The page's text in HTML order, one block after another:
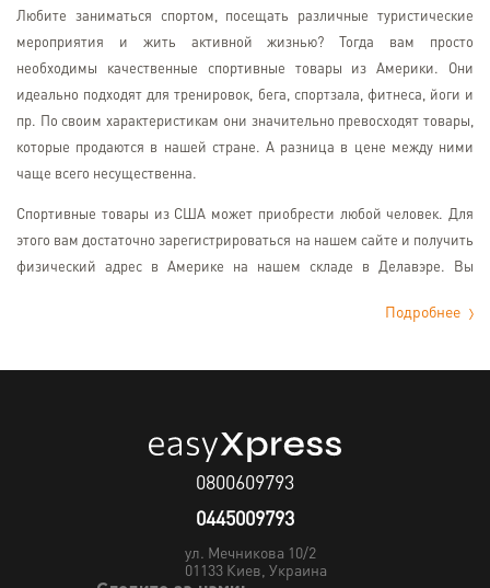
Любите заниматься спортом, посещать различные туристические
мероприятия и жить активной жизнью? Тогда вам просто
необходимы качественные спортивные товары из Америки. Они
идеально подходят для тренировок, бега, спортзала, фитнеса, йоги и
пр. По своим характеристикам они значительно превосходят товары,
которые продаются в нашей стране. А разница в цене между ними
чаще всего несущественна.
Спортивные товары из США может приобрести любой человек. Для
этого вам достаточно зарегистрироваться на нашем сайте и получить
физический адрес в Америке на нашем складе в Делавэре. Вы
аксессуары, ролики, лыжи, скейтборды, велосипеды и пр. Когда они
способом, а также возьмем на себя все таможенное оформление.
Америки
понадобиться. Здесь можно приобрести спортивную одежду,
кроссовки, кеды и другую обувь, экипировку, тренажеры и различные
аксессуары, питание, резинки для фитнеса и пр. Причем здесь все
Подробнее
0800609793
0445009793
ул. Мечникова 10/2
01133 Киев, Украина